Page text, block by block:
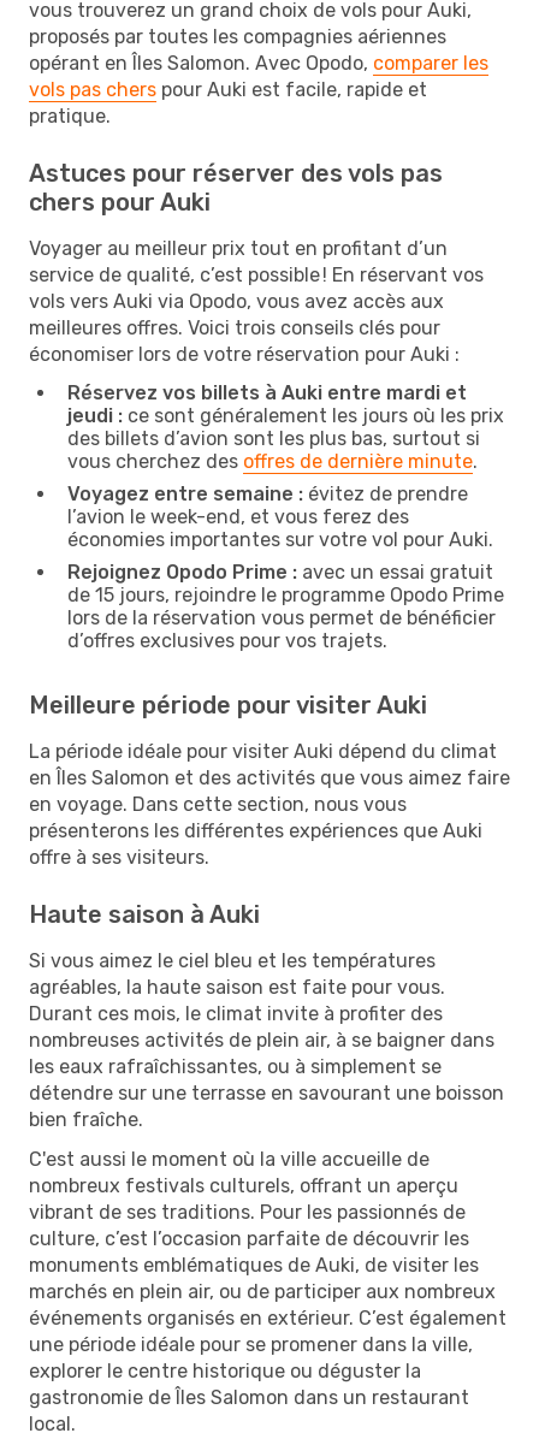
vous trouverez un grand choix de vols pour Auki,
proposés par toutes les compagnies aériennes
opérant en Îles Salomon. Avec Opodo, comparer les
vols pas chers pour Auki est facile, rapide et
pratique.
Astuces pour réserver des vols pas
chers pour Auki
Voyager au meilleur prix tout en profitant d’un
service de qualité, c’est possible ! En réservant vos
vols vers Auki via Opodo, vous avez accès aux
meilleures offres. Voici trois conseils clés pour
économiser lors de votre réservation pour Auki :
Réservez vos billets à Auki entre mardi et
jeudi : ce sont généralement les jours où les prix
des billets d’avion sont les plus bas, surtout si
vous cherchez des offres de dernière minute.
Voyagez entre semaine : évitez de prendre
l’avion le week-end, et vous ferez des
économies importantes sur votre vol pour Auki.
Rejoignez Opodo Prime : avec un essai gratuit
de 15 jours, rejoindre le programme Opodo Prime
lors de la réservation vous permet de bénéficier
d’offres exclusives pour vos trajets.
Meilleure période pour visiter Auki
La période idéale pour visiter Auki dépend du climat
en Îles Salomon et des activités que vous aimez faire
en voyage. Dans cette section, nous vous
présenterons les différentes expériences que Auki
offre à ses visiteurs.
Haute saison à Auki
Si vous aimez le ciel bleu et les températures
agréables, la haute saison est faite pour vous.
Durant ces mois, le climat invite à profiter des
nombreuses activités de plein air, à se baigner dans
les eaux rafraîchissantes, ou à simplement se
détendre sur une terrasse en savourant une boisson
bien fraîche.
C'est aussi le moment où la ville accueille de
nombreux festivals culturels, offrant un aperçu
vibrant de ses traditions. Pour les passionnés de
culture, c’est l’occasion parfaite de découvrir les
monuments emblématiques de Auki, de visiter les
marchés en plein air, ou de participer aux nombreux
événements organisés en extérieur. C’est également
une période idéale pour se promener dans la ville,
explorer le centre historique ou déguster la
gastronomie de Îles Salomon dans un restaurant
local.